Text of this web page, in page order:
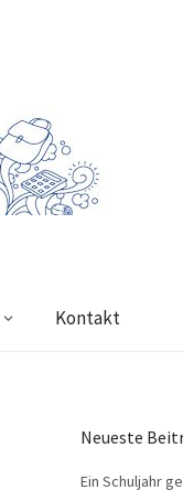
Kontakt
Neueste
Ein Schuljahr